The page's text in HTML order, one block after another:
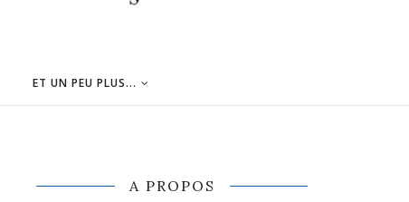
ET UN PEU PLUS...
A PROPOS